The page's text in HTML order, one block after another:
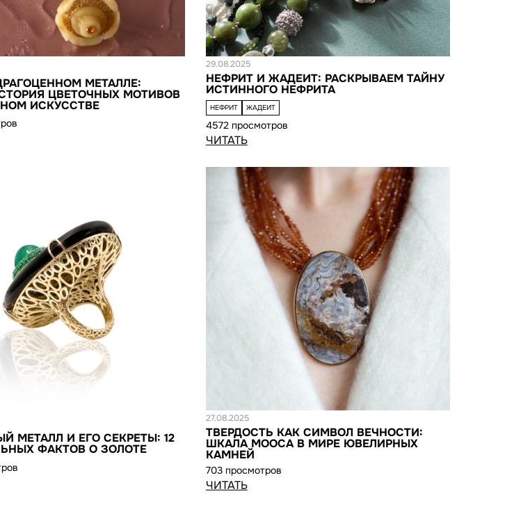
МЕТАЛЛЕ:
ЦВЕТОЧНЫХ МОТИВОВ
ИСКУССТВЕ
Статья
29.08.2025
НЕФРИТ И ЖАДЕИТ: РАСКРЫВАЕМ ТАЙНУ
ИСТИННОГО НЕФРИТА
НЕФРИТ ЖАДЕИТ
4572 просмотров
ЧИТАТЬ
МЕТАЛЛ И ЕГО СЕКРЕТЫ: 12
ФАКТОВ О ЗОЛОТЕ
Статья
27.08.2025
ТВЕРДОСТЬ КАК СИМВОЛ ВЕЧНОСТИ:
ШКАЛА МООСА В МИРЕ ЮВЕЛИРНЫХ
КАМНЕЙ
703 просмотров
ЧИТАТЬ